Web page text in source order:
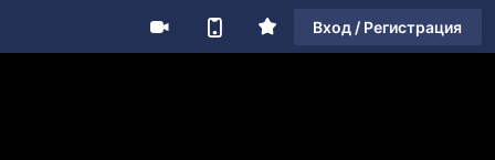
Вход / Регистрация